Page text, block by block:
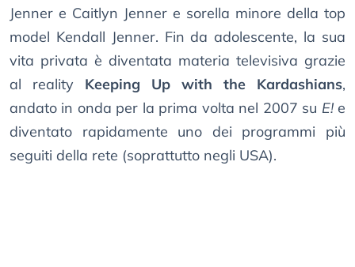
Jenner e Caitlyn Jenner e sorella minore della top
model Kendall Jenner. Fin da adolescente, la sua
vita privata è diventata materia televisiva grazie
al reality Keeping Up with the Kardashians,
andato in onda per la prima volta nel 2007 su E!e
diventato rapidamente uno dei programmi più
seguiti della rete (soprattutto negli USA).